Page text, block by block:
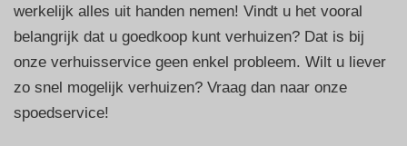
werkelijk alles uit handen nemen! Vindt u het vooral
belangrijk dat u goedkoop kunt verhuizen? Dat is bij
onze verhuisservice geen enkel probleem. Wilt u liever
zo snel mogelijk verhuizen? Vraag dan naar onze
spoedservice!